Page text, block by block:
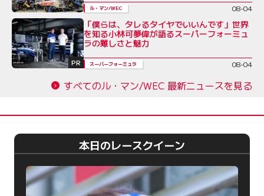
ル・マン/WEC 08-04
PR
「僕らは、タレるタイヤでいいんです」世界
を知る小林可夢偉が語るスーパーフォーミュ
ラの難しさと魅力
スーパーフォーミュラ 08-04
すべてのル・マン/WEC 最新ニュースを見る
本日のレースクイーン